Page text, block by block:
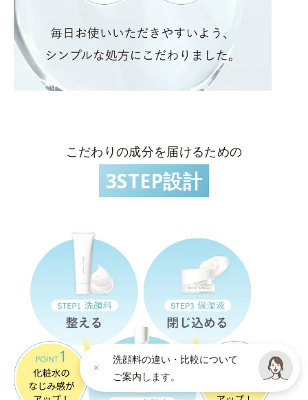
こだわりの成分を届けるための
3STEP設計
洗顔料の違い・比較について
ご案内します。